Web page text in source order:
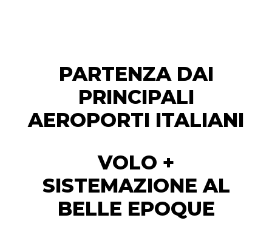
PARTENZA DAI
PRINCIPALI
AEROPORTI ITALIANI
VOLO +
SISTEMAZIONE AL
BELLE EPOQUE